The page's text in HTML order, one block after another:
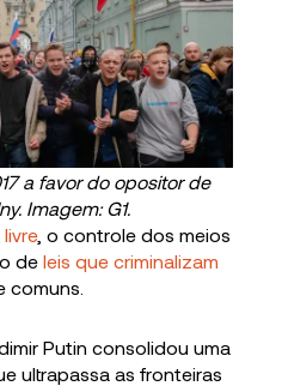
a favor do opositor de
Imagem: G1.
, o controle dos meios
deleis que criminalizam
comuns.
Putin consolidou uma
ultrapassa as fronteiras